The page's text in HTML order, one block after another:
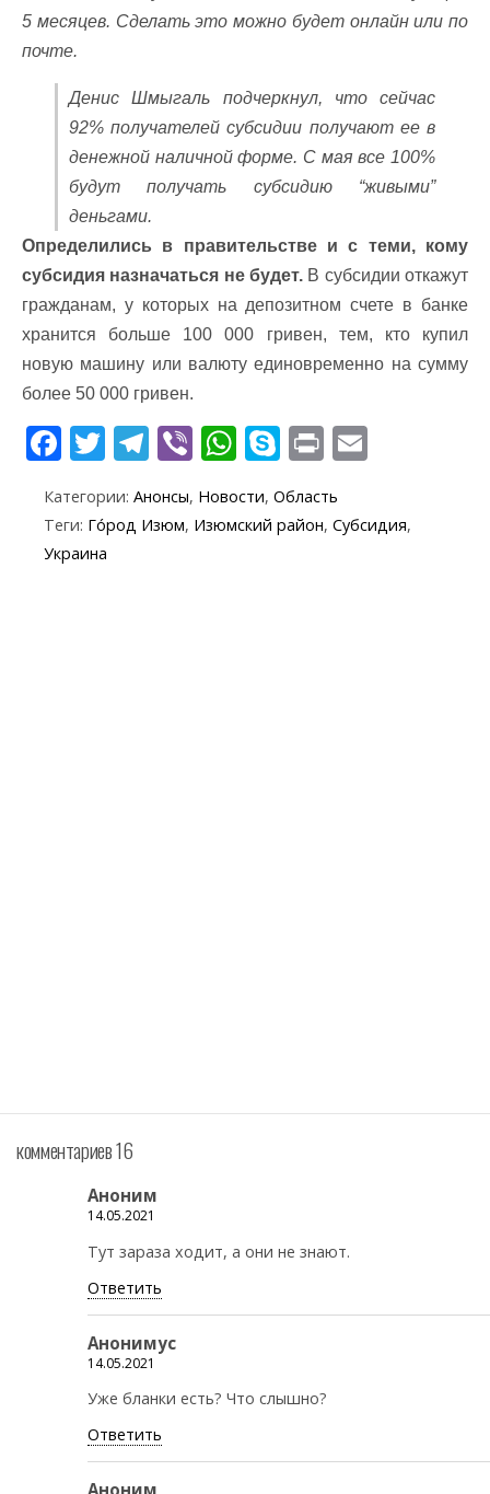
5 месяцев. Сделать это можно будет онлайн или по
почте.
Денис Шмыгаль подчеркнул, что сейчас
92% получателей субсидии получают ее в
денежной наличной форме. С мая все 100%
будут получать субсидию “живыми”
деньгами.
Определились в правительстве и с теми, кому
субсидия назначаться не будет. В субсидии откажут
гражданам, у которых на депозитном счете в банке
хранится больше 100 000 гривен, тем, кто купил
новую машину или валюту единовременно на сумму
более 50 000 гривен.
F
e
b
T
itt
er
T
e
Vi
er
W
at
S
k
y
Pr
t ai
Категории: Анонсы, Новости, Область
Теги: Го́род Изюм, Изюмский район, Субсидия,
Украина
комментариев 16
Аноним
14.05.2021
Тут зараза ходит, а они не знают.
Ответить
Анонимус
14.05.2021
Уже бланки есть? Что слышно?
Ответить
Аноним